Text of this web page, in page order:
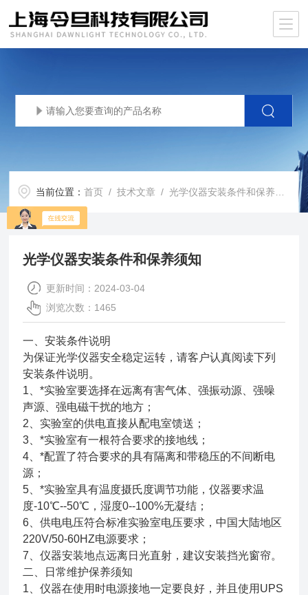
当前位置：首页 /技术文章 / 光学仪器安装条件和保养须知
光学仪器安装条件和保养须知
更新时间：2024-03-04
浏览次数：1465
一、安装条件说明
为保证光学仪器安全稳定运转，请客户认真阅读下列
安装条件说明。
1、*实验室要选择在远离有害气体、强振动源、强噪
声源、强电磁干扰的地方；
2、实验室的供电直接从配电室馈送；
3、*实验室有一根符合要求的接地线；
4、*配置了符合要求的具有隔离和带稳压的不间断电
源；
5、*实验室具有温度摄氏度调节功能，仪器要求温
度-10℃--50℃，湿度0--100%无凝结；
6、供电电压符合标准实验室电压要求，中国大陆地区
220V/50-60HZ电源要求；
7、仪器安装地点远离日光直射，建议安装挡光窗帘。
二、日常维护保养须知
1、仪器在使用时电源接地一定要良好，并且使用UPS